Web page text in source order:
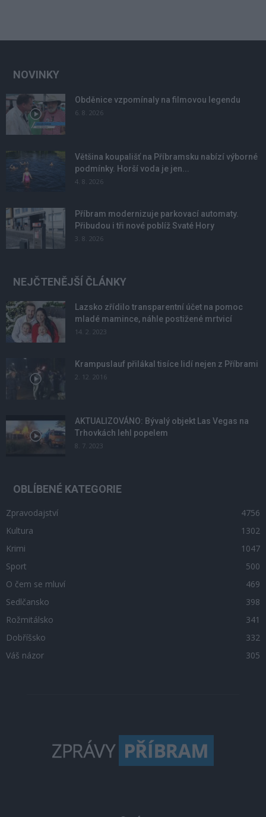
NOVINKY
Obděnice vzpomínaly na filmovou legendu
6. 8. 2026
Většina koupališť na Příbramsku nabízí výborné
podmínky. Horší voda je jen...
4. 8. 2026
Příbram modernizuje parkovací automaty.
Přibudou i tři nové poblíž Svaté Hory
3. 8. 2026
NEJČTENĚJŠÍ ČLÁNKY
Lazsko zřídilo transparentní účet na pomoc
mladé mamince, náhle postižené mrtvicí
14. 2. 2023
Krampuslauf přilákal tisíce lidí nejen z Příbrami
2. 12. 2016
AKTUALIZOVÁNO: Bývalý objekt Las Vegas na
Trhovkách lehl popelem
8. 7. 2023
OBLÍBENÉ KATEGORIE
Zpravodajství
4756
Kultura
1302
Krimi
1047
Sport
500
O čem se mluví
469
Sedlčansko
398
Rožmitálsko
341
Dobříšsko
332
Váš názor
305